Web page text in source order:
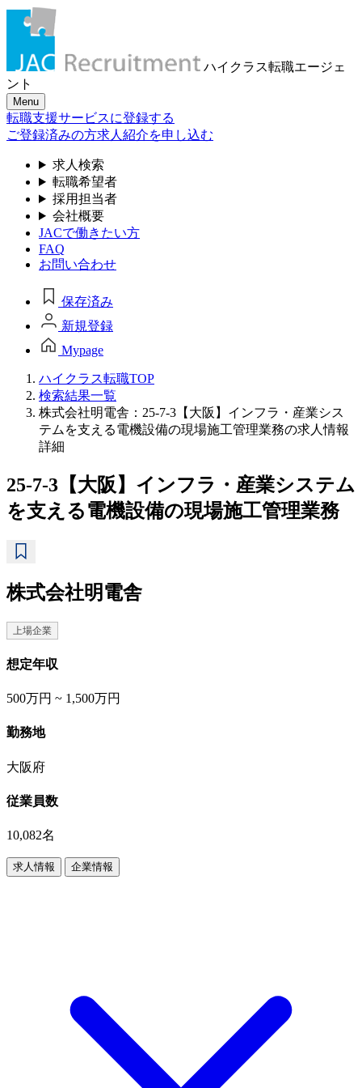
ハイクラス転職エージェ
ント
Menu
転職支援サービスに登録する
ご登録済みの方求人紹介を申し込む
求人検索
転職希望者
採用担当者
会社概要
JACで働きたい方
FAQ
お問い合わせ
保存済み
新規登録
Mypage
ハイクラス転職TOP
検索結果一覧
株式会社明電舎：25-7-3【大阪】インフラ・産業シス
テムを支える電機設備の現場施工管理業務の求人情報
詳細
25-7-3【大阪】インフラ・産業システム
を支える電機設備の現場施工管理業務
株式会社明電舎
上場企業
想定年収
500万円 ~ 1,500万円
勤務地
大阪府
従業員数
10,082名
求人情報 企業情報